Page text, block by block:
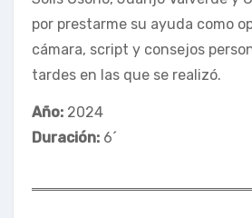
por prestarme su ayuda como
cámara, script y consejos
tardes en las que se realizó.
Año: 2024
Duración: 6´